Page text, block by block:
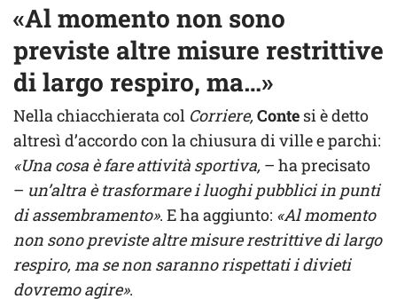
«Al momento non sono
previste altre misure restrittive
di largo respiro, ma…»
Nella chiacchierata col Corriere,Conte si è detto
altresì d’accordo con la chiusura di ville e parchi:
«Una cosa è fare attività sportiva, – ha precisato
– un’altra è trasformare i luoghi pubblici in punti
di assembramento». E ha aggiunto: «Al momento
non sono previste altre misure restrittive di largo
respiro, ma se non saranno rispettati i divieti
dovremo agire».